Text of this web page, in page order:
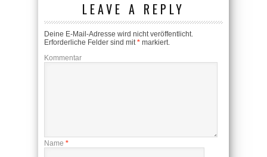
LEAVE A REPLY
Deine E-Mail-Adresse wird nicht veröffentlicht.
Erforderliche Felder sind mit* markiert.
Kommentar
Name *